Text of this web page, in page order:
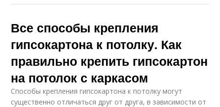
Все способы крепления
гипсокартона к потолку. Как
правильно крепить гипсокартон
на потолок с каркасом
Способы крепления гипсокартона к потолку могут
существенно отличаться друг от друга, в зависимости от